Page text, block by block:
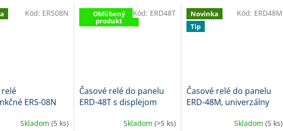
relé
ERS-08N
DIN pätica 8-pin
Skladom (5 ks)
Kód: ERS08N Obľúbený
produkt
Časové relé do panelu
ERD-48T s displejom
Skladom (>5 ks)
Kód: ERD48T
Novinka
Tip
Časové relé do panelu
ERD-48M, univerzálny
Skladom(5 ks)
Kód: ERD48M